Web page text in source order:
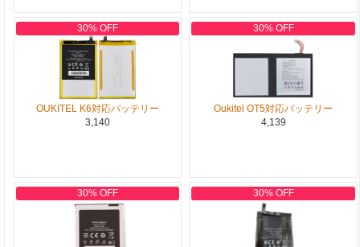
30% OFF
OUKITEL K6対応バッテリー
3,140
30% OFF
Oukitel OT5対応バッテリー
4,139
30% OFF 30% OFF